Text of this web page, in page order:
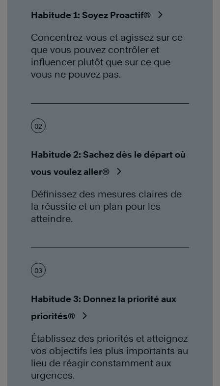
Habitude 1: Soyez Proactif®
Concentrez-vous et agissez sur ce
que vous pouvez contrôler et
influencer plutôt que sur ce que
vous ne pouvez pas.
02
Habitude 2: Sachez dès le départ où
vous voulez aller®
Définissez des mesures claires de
la réussite et un plan pour les
atteindre.
03
Habitude 3: Donnez la priorité aux
priorités®
Établissez des priorités et atteignez
vos objectifs les plus importants au
lieu de réagir constamment aux
urgences.